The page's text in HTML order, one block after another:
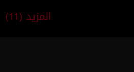
المزيد (11)